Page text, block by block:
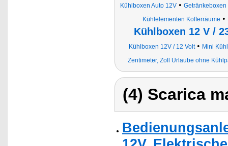
Kühlboxen Auto 12V • Getränkeboxen
Kühlelementen Kofferräume •
Kühlboxen 12 V /
Kühlboxen 12V / 12 Volt• Mini
Zentimeter, Zoll Urlaube ohne
(4) Scarica